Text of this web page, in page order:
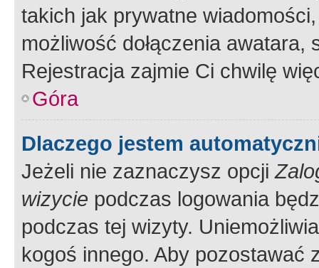
takich jak prywatne
możliwość dołączenia
Rejestracja zajmie Ci chwilę
Góra
Dlaczego jestem
Jeżeli nie zaznaczysz opcji
wizycie podczas logowania
podczas tej wizyty.
kogoś innego. Aby pozostawać